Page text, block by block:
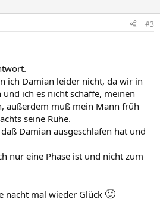
#3
ich Damian leider nicht, da wir in
ich es nicht schaffe, meinen
außerdem muß mein Mann früh
seine Ruhe.
Damian ausgeschlafen hat und
nur eine Phase ist und nicht zum
nacht mal wieder Glück 🙂